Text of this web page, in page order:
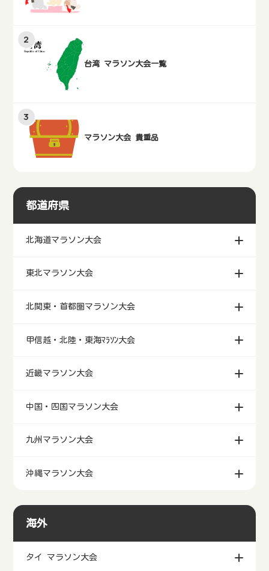
台湾 マラソン大会一覧
マラソン大会 貴重品
都道府県
北海道マラソン大会
東北マラソン大会
北関東・首都圏マラソン大会
甲信越・北陸・東海ﾏﾗｿﾝ大会
近畿マラソン大会
中国・四国マラソン大会
九州マラソン大会
沖縄マラソン大会
海外
タイ マラソン大会